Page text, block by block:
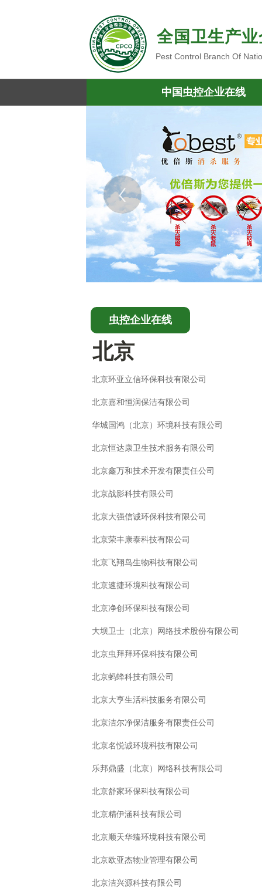
全国卫生产
Pest Control Branch Of
中国虫控企业在线
虫控企业在线
北京
北京环亚立信环保科技有限公司
北京嘉和恒润保洁有限公司
华城国鸿（北京）环境科技有限公司
北京恒达康卫生技术服务有限公司
北京鑫万和技术开发有限责任公司
北京战影科技有限公司
北京大强信诚环保科技有限公司
北京荣丰康泰科技有限公司
北京飞翔鸟生物科技有限公司
北京速捷环境科技有限公司
北京净创环保科技有限公司
大坝卫士（北京）网络技术股份有限公司
北京虫拜拜环保科技有限公司
北京蚂蜂科技有限公司
北京大亨生活科技服务有限公司
北京洁尔净保洁服务有限责任公司
北京名悦诚环境科技有限公司
乐邦鼎盛（北京）网络科技有限公司
北京舒家环保科技有限公司
北京精伊涵科技有限公司
北京顺天华臻环境科技有限公司
北京欧亚杰物业管理有限公司
北京洁兴源科技有限公司